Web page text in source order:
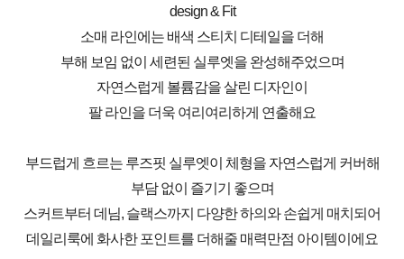
design & Fit
소매 라인에는 배색 스티치 디테일을 더해
부해 보임 없이 세련된 실루엣을 완성해주었으며
자연스럽게 볼륨감을 살린 디자인이
팔 라인을 더욱 여리여리하게 연출해요
부드럽게 흐르는 루즈핏 실루엣이 체형을 자연스럽게 커버해
부담 없이 즐기기 좋으며
스커트부터 데님, 슬랙스까지 다양한 하의와 손쉽게 매치되어
데일리룩에 화사한 포인트를 더해줄 매력만점 아이템이에요